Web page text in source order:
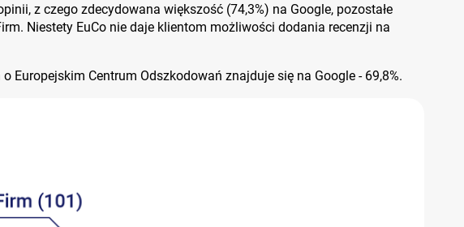
z czego zdecydowana większość (74,3%) na Google, pozostałe
Niestety EuCo nie daje klientom możliwości dodania recenzji na
Europejskim Centrum Odszkodowań znajduje się na Google - 69,8%.